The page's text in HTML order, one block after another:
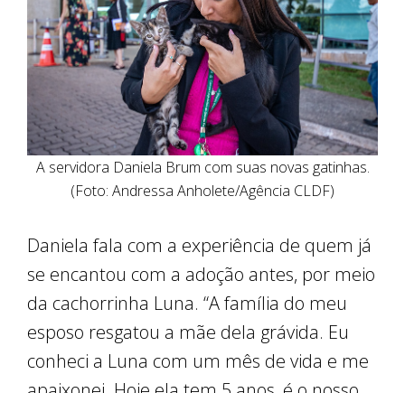
A servidora Daniela Brum com suas novas gatinhas.
(Foto: Andressa Anholete/Agência CLDF)
Daniela fala com a experiência de quem já
se encantou com a adoção antes, por meio
da cachorrinha Luna. “A família do meu
esposo resgatou a mãe dela grávida. Eu
conheci a Luna com um mês de vida e me